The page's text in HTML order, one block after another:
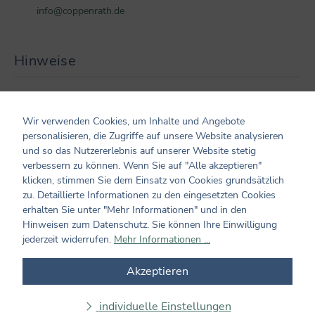
info@coppenrath.de
Hinweise
Warnhinweis: Achtung! Kunststoffbeutel können gefährlich
Verpackung von Babys und Kindern fern.
Kundenmeinungen
0 von 0 Bewertungen
Durchschnittliche Bewertung von 0 von 5 Sternen
Bewerten Sie dieses Produkt!
Teilen Sie Ihre Erfahrungen mit dem Produkt mit anderen
Kunden. Ihre Bewertung darf sich ausschließlich auf Produkte
wir sicher, indem Bewertungen nur mit einem vorhandenen
Wir verwenden Cookies, um Inhalte und Angebote
personalisieren, die Zugriffe auf unsere Website analysieren
und so das Nutzererlebnis auf unserer Website stetig
verbessern zu können. Wenn Sie auf "Alle akzeptieren"
klicken, stimmen Sie dem Einsatz von Cookies grundsätzlich
zu. Detaillierte Informationen zu den eingesetzten Cookies
erhalten Sie unter "Mehr Informationen" und in den
Hinweisen zum Datenschutz. Sie können Ihre Einwilligung
jederzeit widerrufen. Mehr Informationen ...
Akzeptieren
individuelle Einstellungen